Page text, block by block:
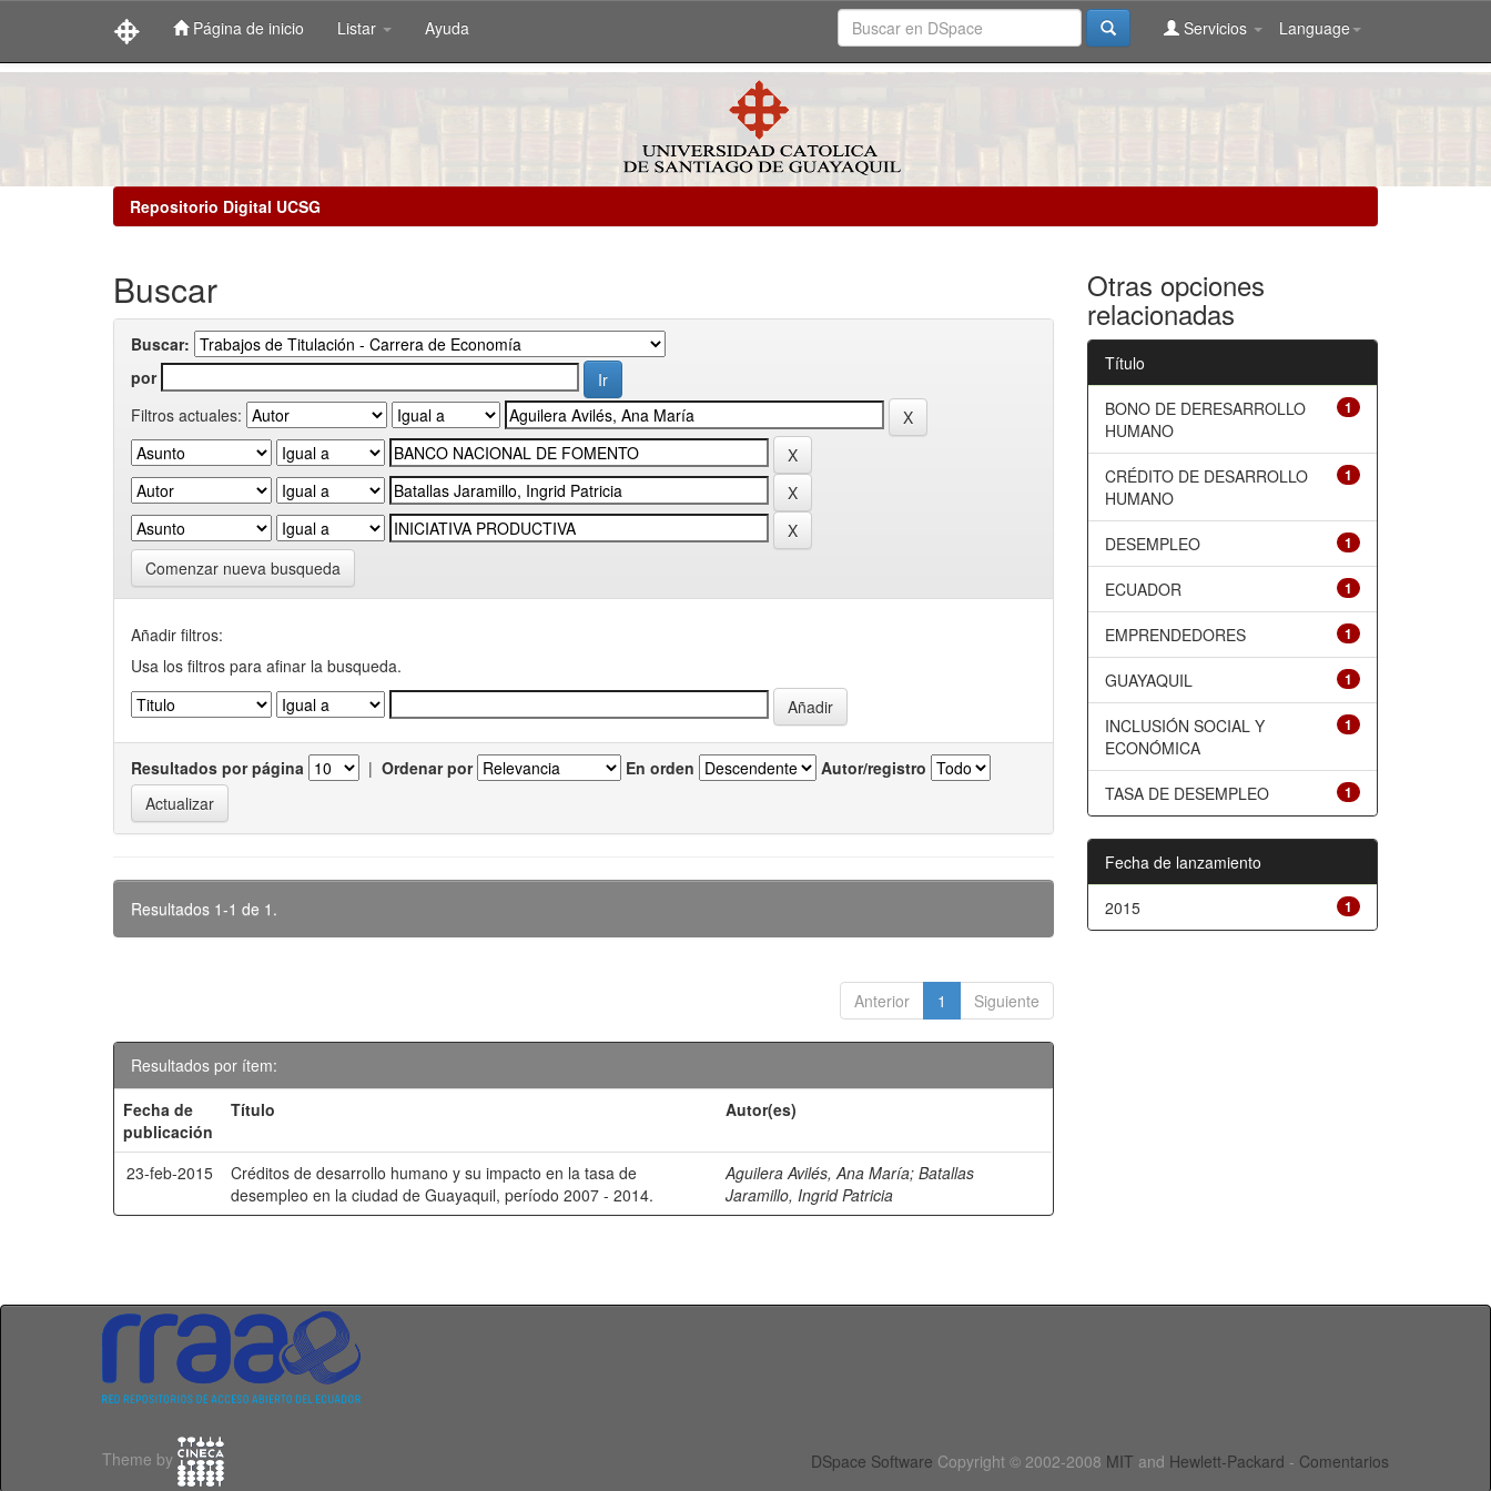
Página de inicio Listar Ayuda Language
Servicios
Repositorio Digital UCSG
Buscar
Buscar:
por
Filtros actuales:
Comenzar nueva busqueda
Añadir filtros:
Usa los filtros para afinar la busqueda.
Resultados por página | Ordenar por En orden Autor/registro
Resultados 1-1 de 1.
Anterior 1 Siguiente
Resultados por ítem:
Fecha de
publicación
Título Autor(es)
23-feb-2015
Créditos de desarrollo humano y su impacto en la tasa de
desempleo en la ciudad de Guayaquil, período 2007 - 2014.
Aguilera Avilés, Ana María;Batallas
Jaramillo, Ingrid Patricia
Otras opciones
relacionadas
Título
1
BONO DE DERESARROLLO
HUMANO
1
CRÉDITO DE DESARROLLO
HUMANO
1
DESEMPLEO
1
ECUADOR
1
EMPRENDEDORES
1
GUAYAQUIL
1
INCLUSIÓN SOCIAL Y
ECONÓMICA
1
TASA DE DESEMPLEO
Fecha de lanzamiento
1
2015
Theme by DSpace Software Copyright © 2002-2008 MIT and Hewlett-Packard - Comentarios